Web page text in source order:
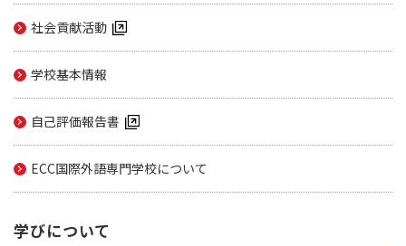
社会貢献活動
学校基本情報
自己評価報告書
ECC国際外語専門学校について
学びについて